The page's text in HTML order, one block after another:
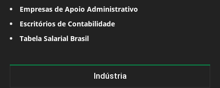
Empresas de Apoio Administrativo
Escritórios de Contabilidade
Tabela Salarial Brasil
Indústria